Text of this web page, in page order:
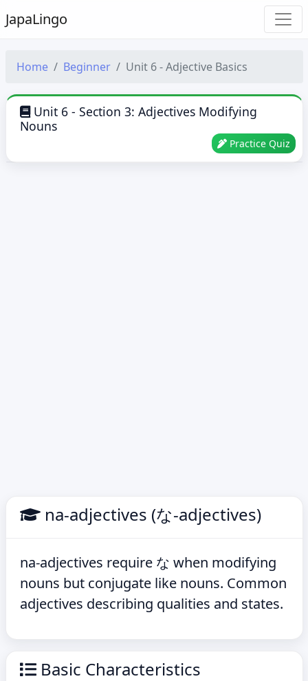
JapaLingo
Home Beginner Unit 6 - Adjective Basics
Unit 6 - Section 3: Adjectives Modifying
Nouns
Practice Quiz
na-adjectives (な-adjectives)
na-adjectives require な when modifying
nouns but conjugate like nouns. Common
adjectives describing qualities and states.
Basic Characteristics